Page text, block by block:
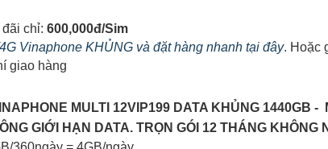
chỉ: 600,000đ/Sim
Vinaphone KHỦNG và đặt hàng nhanh tại đây. Hoặc
giao hàng
MULTI 12VIP199 DATA KHỦNG 1440GB
GIỚI HẠN DATA. TRỌN GÓI 12 THÁNG KHÔNG